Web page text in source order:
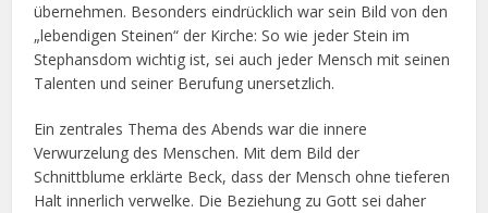
übernehmen. Besonders eindrücklich war sein Bild von den
„lebendigen Steinen“ der Kirche: So wie jeder Stein im
Stephansdom wichtig ist, sei auch jeder Mensch mit seinen
Talenten und seiner Berufung unersetzlich.
Ein zentrales Thema des Abends war die innere
Verwurzelung des Menschen. Mit dem Bild der
Schnittblume erklärte Beck, dass der Mensch ohne tieferen
Halt innerlich verwelke. Die Beziehung zu Gott sei daher